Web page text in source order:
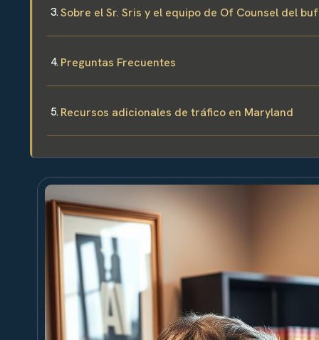
Sobre el Sr. Sris y el equipo de Of Counsel del
Preguntas Frecuentes
Recursos adicionales de tráfico en Maryland